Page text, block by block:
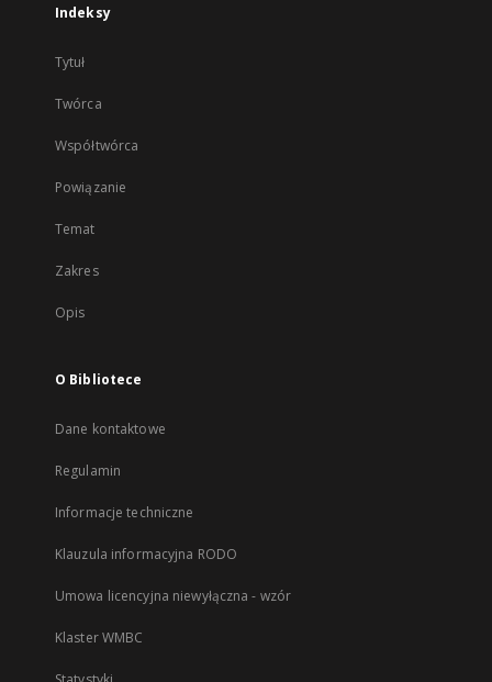
Indeksy
Tytuł
Twórca
Współtwórca
Powiązanie
Temat
Zakres
Opis
O Bibliotece
Dane kontaktowe
Regulamin
Informacje techniczne
Klauzula informacyjna RODO
Umowa licencyjna niewyłączna - wzór
Klaster WMBC